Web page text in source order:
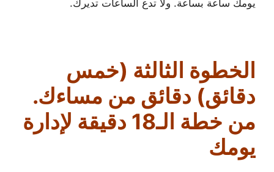
يومك ساعة بساعة. ولا تدع الساعات تديرك.
الخطوة الثالثة (خمس
دقائق) دقائق من مساءك.
من خطة الـ18 دقيقة لإدارة
يومك